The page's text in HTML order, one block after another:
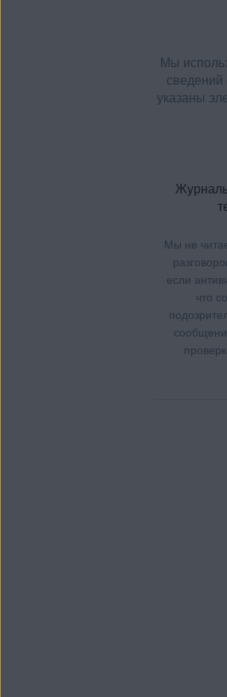
Мы
указаны
Мы не
если
что